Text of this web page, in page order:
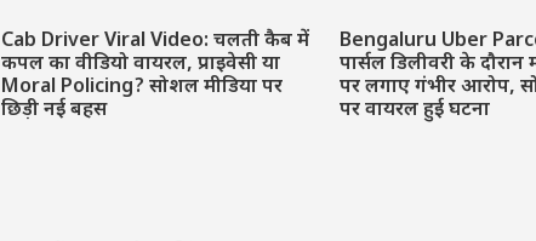
Cab Driver Viral Video: चलती कैब में
कपल का वीडियो वायरल, प्राइवेसी या
Moral Policing? सोशल मीडिया पर
छिड़ी नई बहस
Bengaluru Uber
पार्सल डिलीवरी के दौरान
पर लगाए गंभीर आरोप,
पर वायरल हुई घटना